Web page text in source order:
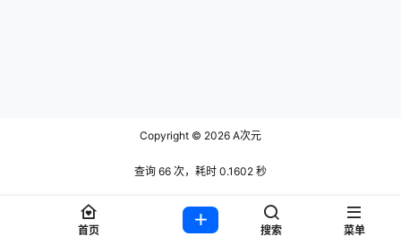
Copyright © 2026 A次元
查询 66 次，耗时 0.1602 秒
首页 搜索 菜单